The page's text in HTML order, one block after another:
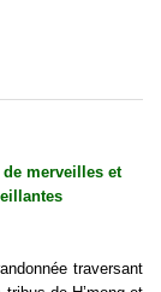
merveilles et
traversant